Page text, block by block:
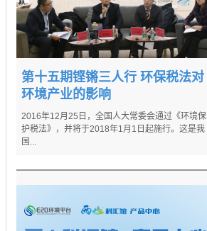
第十五期铿锵三人行 环保税法对
环境产业的影响
2016年12月25日，全国人大常委会通过《环境保
护税法》，并将于2018年1月1日起施行。这是我
国...